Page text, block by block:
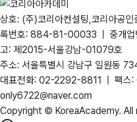
상호: (주)코리아컨설팅,코리아공
록번호: 884-81-00033 | 중개업
고: 제2015-서울강남-01079호
주소: 서울특별시 강남구 일원동
대표전화: 02-2292-8811 | 팩
only6722@naver.com
Copyright © KoreaAcademy. All